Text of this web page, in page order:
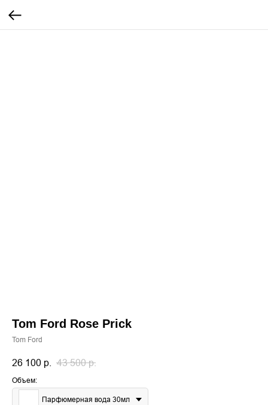
Tom Ford Rose Prick
Tom Ford
26 100 р. 43 500 р.
Объем:
Парфюмерная вода 30мл